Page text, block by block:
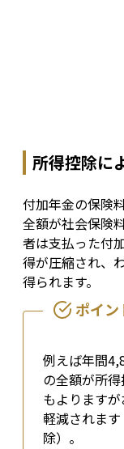
所得控除に
付加年金の保険
全額が社会保険
者は支払った付
得が圧縮され、
得られます。
例えば年間
の全額が所
もよります
軽減されま
除）。